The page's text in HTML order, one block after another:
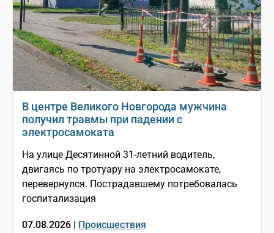
В центре Великого Новгорода мужчина
получил травмы при падении с
электросамоката
На улице Десятинной 31-летний водитель,
двигаясь по тротуару на электросамокате,
перевернулся. Пострадавшему потребовалась
госпитализация
07.08.2026 | Происшествия